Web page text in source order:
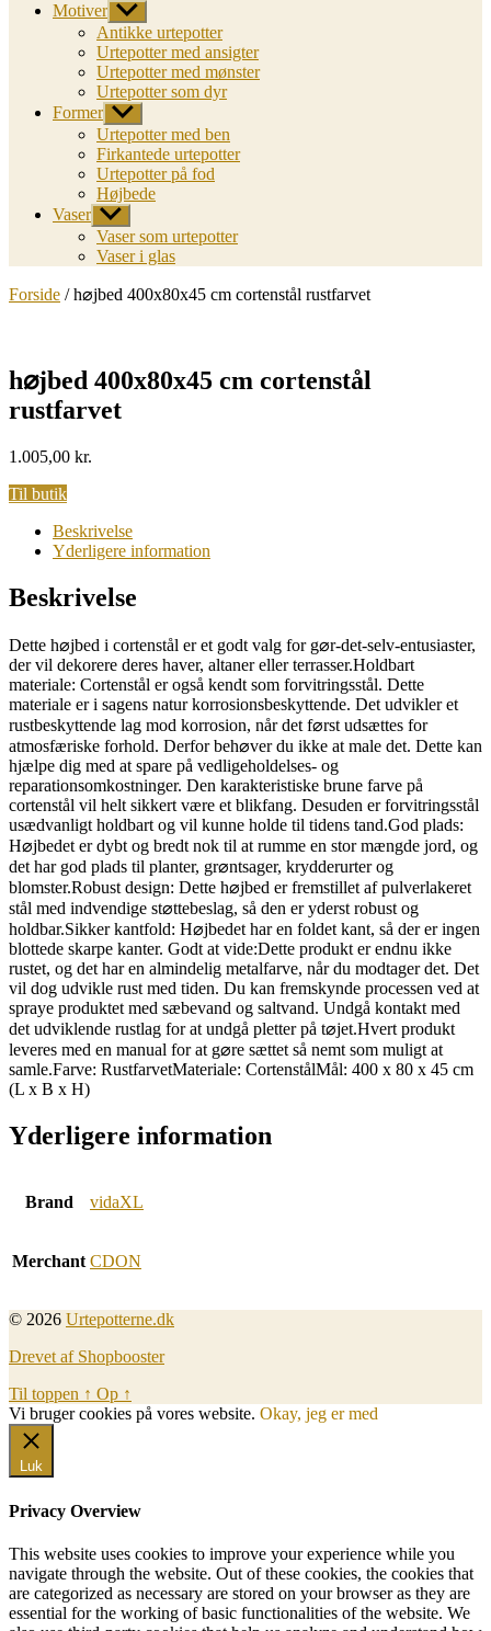
Motiver Vis
undermenu
Antikke urtepotter
Urtepotter med ansigter
Urtepotter med mønster
Urtepotter som dyr
Former Vis
undermenu
Urtepotter med ben
Firkantede urtepotter
Urtepotter på fod
Højbede
Vaser Vis
undermenu
Vaser som urtepotter
Vaser i glas
Forside / h⌀jbed 400x80x45 cm cortenstål rustfarvet
h⌀jbed 400x80x45 cm cortenstål
rustfarvet
1.005,00 kr.
Til butik
Beskrivelse
Yderligere information
Beskrivelse
Dette h⌀jbed i cortenstål er et godt valg for g⌀r-det-selv-entusiaster,
der vil dekorere deres haver, altaner eller terrasser.Holdbart
materiale: Cortenstål er også kendt som forvitringsstål. Dette
materiale er i sagens natur korrosionsbeskyttende. Det udvikler et
rustbeskyttende lag mod korrosion, når det f⌀rst udsættes for
atmosfæriske forhold. Derfor beh⌀ver du ikke at male det. Dette kan
hjælpe dig med at spare på vedligeholdelses- og
reparationsomkostninger. Den karakteristiske brune farve på
cortenstål vil helt sikkert være et blikfang. Desuden er forvitringsstål
usædvanligt holdbart og vil kunne holde til tidens tand.God plads:
H⌀jbedet er dybt og bredt nok til at rumme en stor mængde jord, og
det har god plads til planter, gr⌀ntsager, krydderurter og
blomster.Robust design: Dette h⌀jbed er fremstillet af pulverlakeret
stål med indvendige st⌀ttebeslag, så den er yderst robust og
holdbar.Sikker kantfold: H⌀jbedet har en foldet kant, så der er ingen
blottede skarpe kanter. Godt at vide:Dette produkt er endnu ikke
rustet, og det har en almindelig metalfarve, når du modtager det. Det
vil dog udvikle rust med tiden. Du kan fremskynde processen ved at
spraye produktet med sæbevand og saltvand. Undgå kontakt med
det udviklende rustlag for at undgå pletter på t⌀jet.Hvert produkt
leveres med en manual for at g⌀re sættet så nemt som muligt at
samle.Farve: RustfarvetMateriale: CortenstålMål: 400 x 80 x 45 cm
(L x B x H)
Yderligere information
Brand vidaXL
Merchant CDON
© 2026 Urtepotterne.dk
Drevet af Shopbooster
Til toppen ↑ Op ↑
Vi bruger cookies på vores website. Okay, jeg er med
Luk
Privacy Overview
This website uses cookies to improve your experience while you
navigate through the website. Out of these cookies, the cookies that
are categorized as necessary are stored on your browser as they are
essential for the working of basic functionalities of the website. We